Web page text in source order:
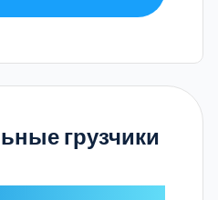
грузчики